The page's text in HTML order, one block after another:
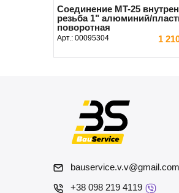
Соединение MT-25
резьба 1" алюминий/
поворотная
Арт.: 00095304 1
В КОРЗИНУ
bauservice.v.v@gmail.com
+38 098 219 4119